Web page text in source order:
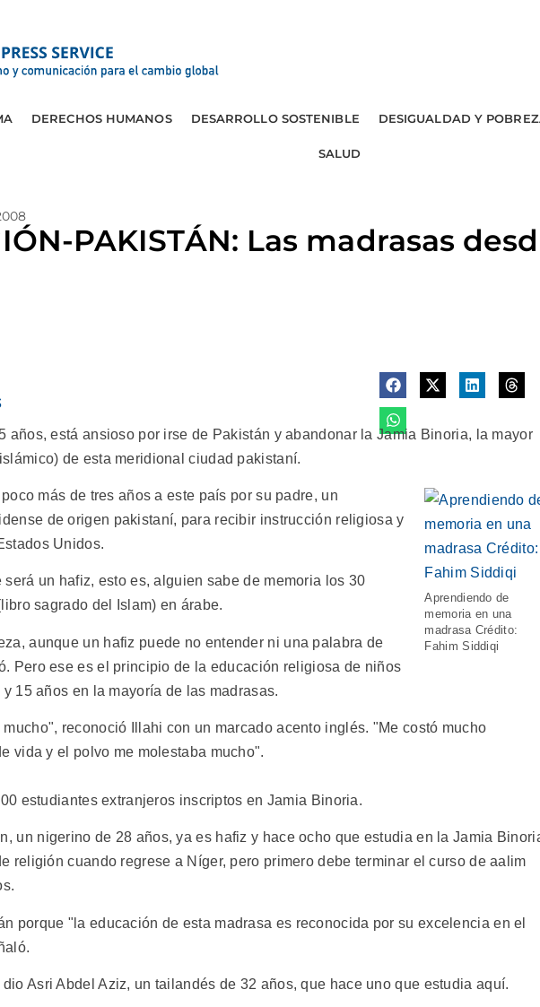
DERECHOS HUMANOS DESARROLLO SOSTENIBLE DESIGUALDAD Y
SALUD
PAKISTÁN: Las madrasas
años, está ansioso por irse de Pakistán y abandonar la Jamia Binoria, la mayor
de esta meridional ciudad pakistaní.
Aprendiendo de
memoria en una
madrasa Crédito:
Fahim Siddiqi
poco más de tres años a este país por su padre, un
de origen pakistaní, para recibir instrucción religiosa y
Unidos.
un hafiz, esto es, alguien sabe de memoria los 30
sagrado del Islam) en árabe.
aunque un hafiz puede no entender ni una palabra de
Pero ese es el principio de la educación religiosa de niños
15 años en la mayoría de las madrasas.
reconoció Illahi con un marcado acento inglés. "Me costó mucho
vida y el polvo me molestaba mucho".
estudiantes extranjeros inscriptos en Jamia Binoria.
un nigerino de 28 años, ya es hafiz y hace ocho que estudia en la Jamia
religión cuando regrese a Níger, pero primero debe terminar el curso de aalim
porque "la educación de esta madrasa es reconocida por su excelencia en el
Asri Abdel Aziz, un tailandés de 32 años, que hace uno que estudia aquí.